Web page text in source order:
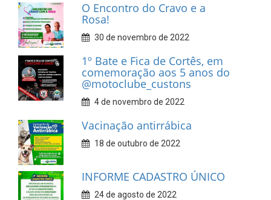
O Encontro do Cravo e a
Rosa!
30 de novembro de 2022
1º Bate e Fica de Cortês, em
comemoração aos 5 anos do
@motoclube_custons
4 de novembro de 2022
Vacinação antirrábica
18 de outubro de 2022
INFORME CADASTRO ÚNICO
24 de agosto de 2022